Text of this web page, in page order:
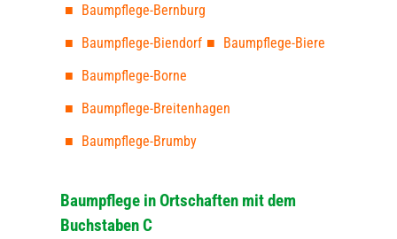
Baumpflege-Bernburg
Baumpflege-Biendorf
Baumpflege-Biere
Baumpflege-Borne
Baumpflege-Breitenhagen
Baumpflege-Brumby
Baumpflege in Ortschaften mit dem
Buchstaben C